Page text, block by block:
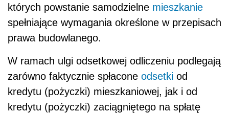
których powstanie samodzielne mieszkanie
spełniające wymagania określone w przepisach
prawa budowlanego.
W ramach ulgi odsetkowej odliczeniu podlegają
zarówno faktycznie spłacone odsetki od
kredytu (pożyczki) mieszkaniowej, jak i od
kredytu (pożyczki) zaciągniętego na spłatę